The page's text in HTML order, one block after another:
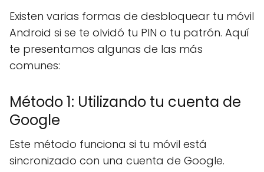
Existen varias formas de desbloquear tu móvil
Android si se te olvidó tu PIN o tu patrón. Aquí
te presentamos algunas de las más
comunes:
Método 1: Utilizando tu cuenta de
Google
Este método funciona si tu móvil está
sincronizado con una cuenta de Google.